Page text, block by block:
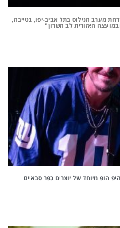
מערב הנילוס בתל אביב-יפו, בטייבה,
האזורית לב השרון"
הופ מיוחד של יוצרים כפר סבאיים